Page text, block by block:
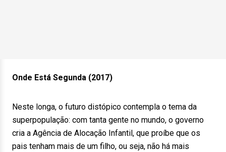
Onde Está Segunda (2017)
Neste longa, o futuro distópico contempla o tema da
superpopulação: com tanta gente no mundo, o governo
cria a Agência de Alocação Infantil, que proíbe que os
pais tenham mais de um filho, ou seja, não há mais